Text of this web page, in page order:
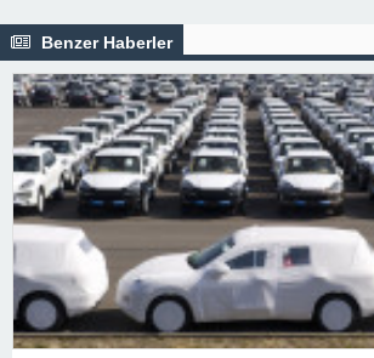
Benzer Haberler